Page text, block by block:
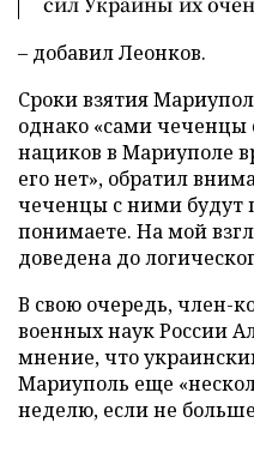
– добавил Леонков.
Сроки взятия
однако «сами чеченцы
нациков в Мариуполе
его нет», обратил
чеченцы с ними будут
понимаете. На мой
доведена до
В свою очередь, член-
военных наук России
мнение, что
Мариуполь еще
неделю, если не